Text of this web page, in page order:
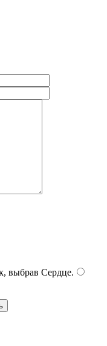
выбрав Сердце.